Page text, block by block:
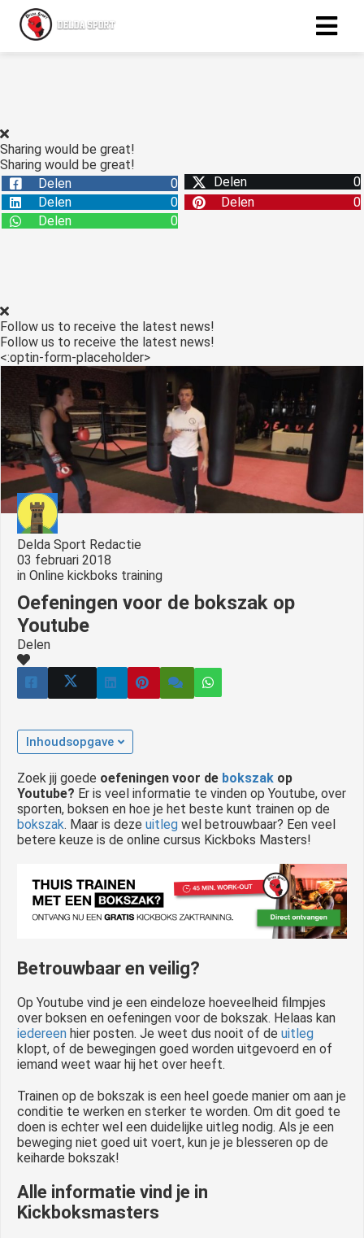
Sharing would be great!
Sharing would be great!
Delen
0 Delen
0
Delen
0 Delen
0
Delen
0
Follow us to receive the latest news!
Follow us to receive the latest news!
<:optin-form-placeholder>
Delda Sport Redactie
03 februari 2018
in Online kickboks training
Oefeningen voor de bokszak op
Youtube
Delen
Inhoudsopgave
Zoek jij goede oefeningen voor de bokszak op
Youtube? Er is veel informatie te vinden op Youtube, over
sporten, boksen en hoe je het beste kunt trainen op de
bokszak. Maar is deze uitleg wel betrouwbaar? Een veel
betere keuze is de online cursus Kickboks Masters!
Betrouwbaar en veilig?
Op Youtube vind je een eindeloze hoeveelheid filmpjes
over boksen en oefeningen voor de bokszak. Helaas kan
iedereen hier posten. Je weet dus nooit of de uitleg
klopt, of de bewegingen goed worden uitgevoerd en of
iemand weet waar hij het over heeft.
Trainen op de bokszak is een heel goede manier om aan je
conditie te werken en sterker te worden. Om dit goed te
doen is echter wel een duidelijke uitleg nodig. Als je een
beweging niet goed uit voert, kun je je blesseren op de
keiharde bokszak!
Alle informatie vind je in
Kickboksmasters
gebruikt
deze
kan de
worden
om
te
over
op
de
website-
van